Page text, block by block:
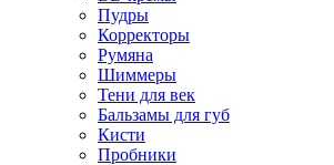
Пудры
Корректоры
Румяна
Шиммеры
Тени для век
Бальзамы для губ
Кисти
Пробники